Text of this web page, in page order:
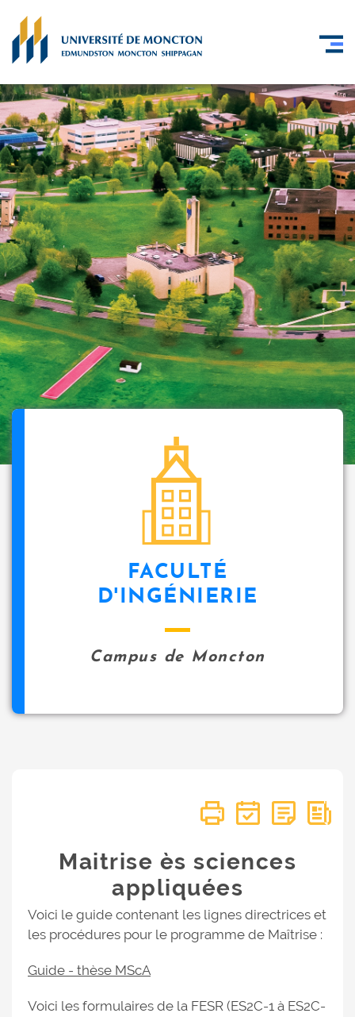
FACULTÉ
D'INGÉNIERIE
Campus de Moncton
Maitrise ès sciences
appliquées
Voici le guide contenant les lignes directrices et
les procédures pour le programme de Maîtrise :
Guide - thèse MScA
Voici les formulaires de la FESR (ES2C-1 à ES2C-